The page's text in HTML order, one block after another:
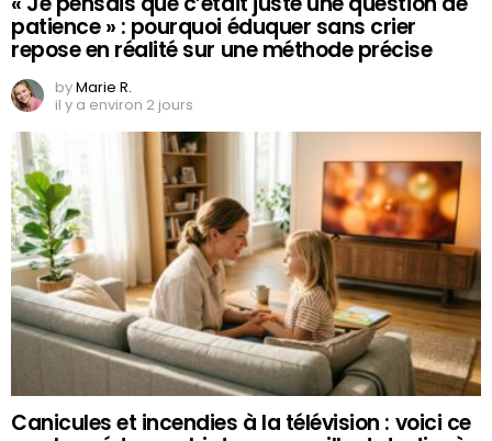
patience » : pourquoi éduquer sans crier
repose en réalité sur une méthode précise
byMarie R.
il y a environ 2 jours
Canicules et incendies à la télévision : voici ce